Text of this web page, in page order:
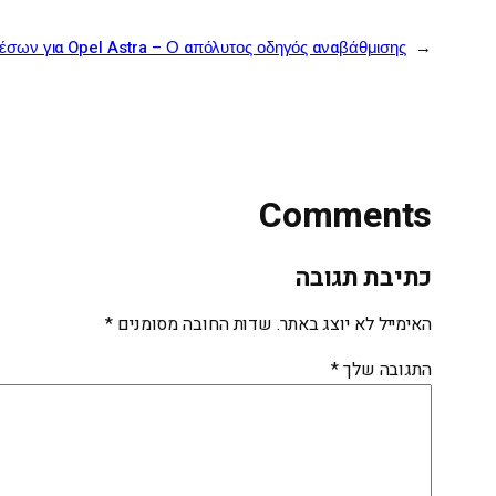
←
για Opel Astra – Ο απόλυτος οδηγός αναβάθμισης
Comments
כתיבת תגובה
האימייל לא יוצג באתר. שדות החובה מסומנים *
התגובה שלך*